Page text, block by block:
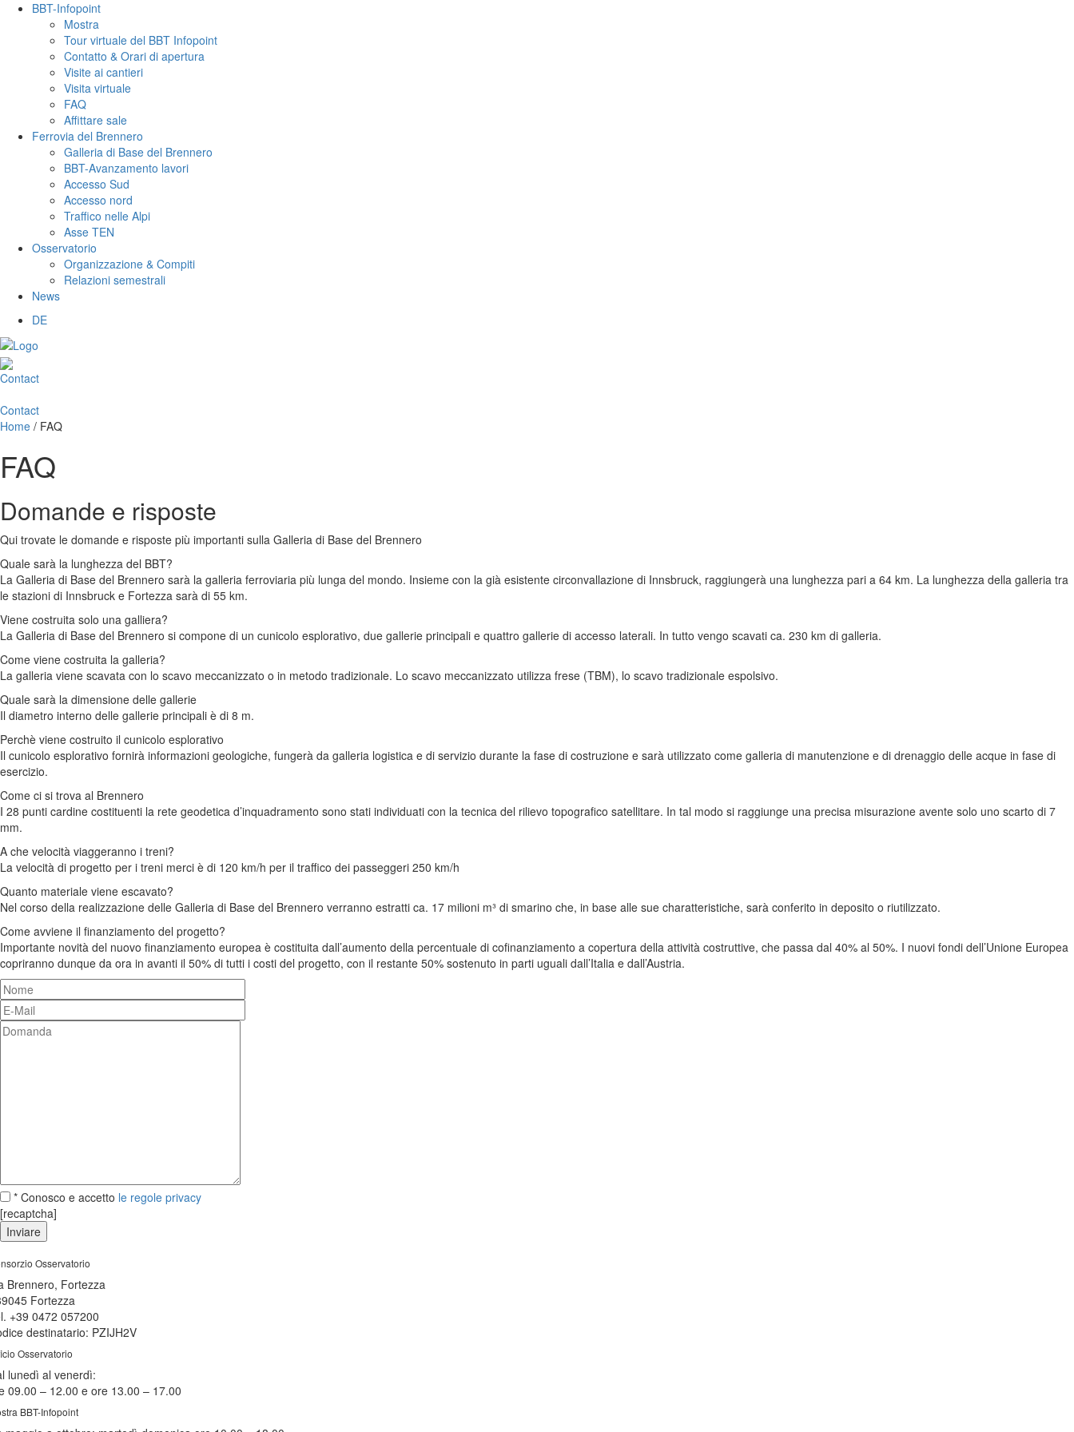
BBT-Infopoint
Mostra
Tour virtuale del BBT Infopoint
Contatto & Orari di apertura
Visite ai cantieri
Visita virtuale
FAQ
Affittare sale
Ferrovia del Brennero
Galleria di Base del Brennero
BBT-Avanzamento lavori
Accesso Sud
Accesso nord
Traffico nelle Alpi
Asse TEN
Osservatorio
Organizzazione & Compiti
Relazioni semestrali
News
DE
Contact
Contact
Home / FAQ
FAQ
Domande e risposte
Qui trovate le domande e risposte più importanti sulla Galleria di Base del Brennero
Quale sarà la lunghezza del BBT?
La Galleria di Base del Brennero sarà la galleria ferroviaria più lunga del mondo. Insieme con la già esistente circonvallazione di Innsbruck, raggiungerà una lunghezza pari a 64 km. La lunghezza della galleria tra
le stazioni di Innsbruck e Fortezza sarà di 55 km.
Viene costruita solo una galliera?
La Galleria di Base del Brennero si compone di un cunicolo esplorativo, due gallerie principali e quattro gallerie di accesso laterali. In tutto vengo scavati ca. 230 km di galleria.
Come viene costruita la galleria?
La galleria viene scavata con lo scavo meccanizzato o in metodo tradizionale. Lo scavo meccanizzato utilizza frese (TBM), lo scavo tradizionale espolsivo.
Quale sarà la dimensione delle gallerie
Il diametro interno delle gallerie principali è di 8 m.
Perchè viene costruito il cunicolo esplorativo
Il cunicolo esplorativo fornirà informazioni geologiche, fungerà da galleria logistica e di servizio durante la fase di costruzione e sarà utilizzato come galleria di manutenzione e di drenaggio delle acque in fase di
esercizio.
Come ci si trova al Brennero
I 28 punti cardine costituenti la rete geodetica d’inquadramento sono stati individuati con la tecnica del rilievo topografico satellitare. In tal modo si raggiunge una precisa misurazione avente solo uno scarto di 7
mm.
A che velocità viaggeranno i treni?
La velocità di progetto per i treni merci è di 120 km/h per il traffico dei passeggeri 250 km/h
Quanto materiale viene escavato?
Nel corso della realizzazione delle Galleria di Base del Brennero verranno estratti ca. 17 milioni m³ di smarino che, in base alle sue charatteristiche, sarà conferito in deposito o riutilizzato.
Come avviene il finanziamento del progetto?
Importante novità del nuovo finanziamento europea è costituita dall’aumento della percentuale di cofinanziamento a copertura della attività costruttive, che passa dal 40% al 50%. I nuovi fondi dell’Unione Europea
copriranno dunque da ora in avanti il 50% di tutti i costi del progetto, con il restante 50% sostenuto in parti uguali dall’Italia e dall’Austria.
* Conosco e accetto le regole privacy
[recaptcha]
Osservatorio
Brennero, Fortezza
Fortezza
+39 0472 057200
destinatario: PZIJH2V
Osservatorio
lunedì al venerdì:
09.00 – 12.00 e ore 13.00 – 17.00
BBT-Infopoint